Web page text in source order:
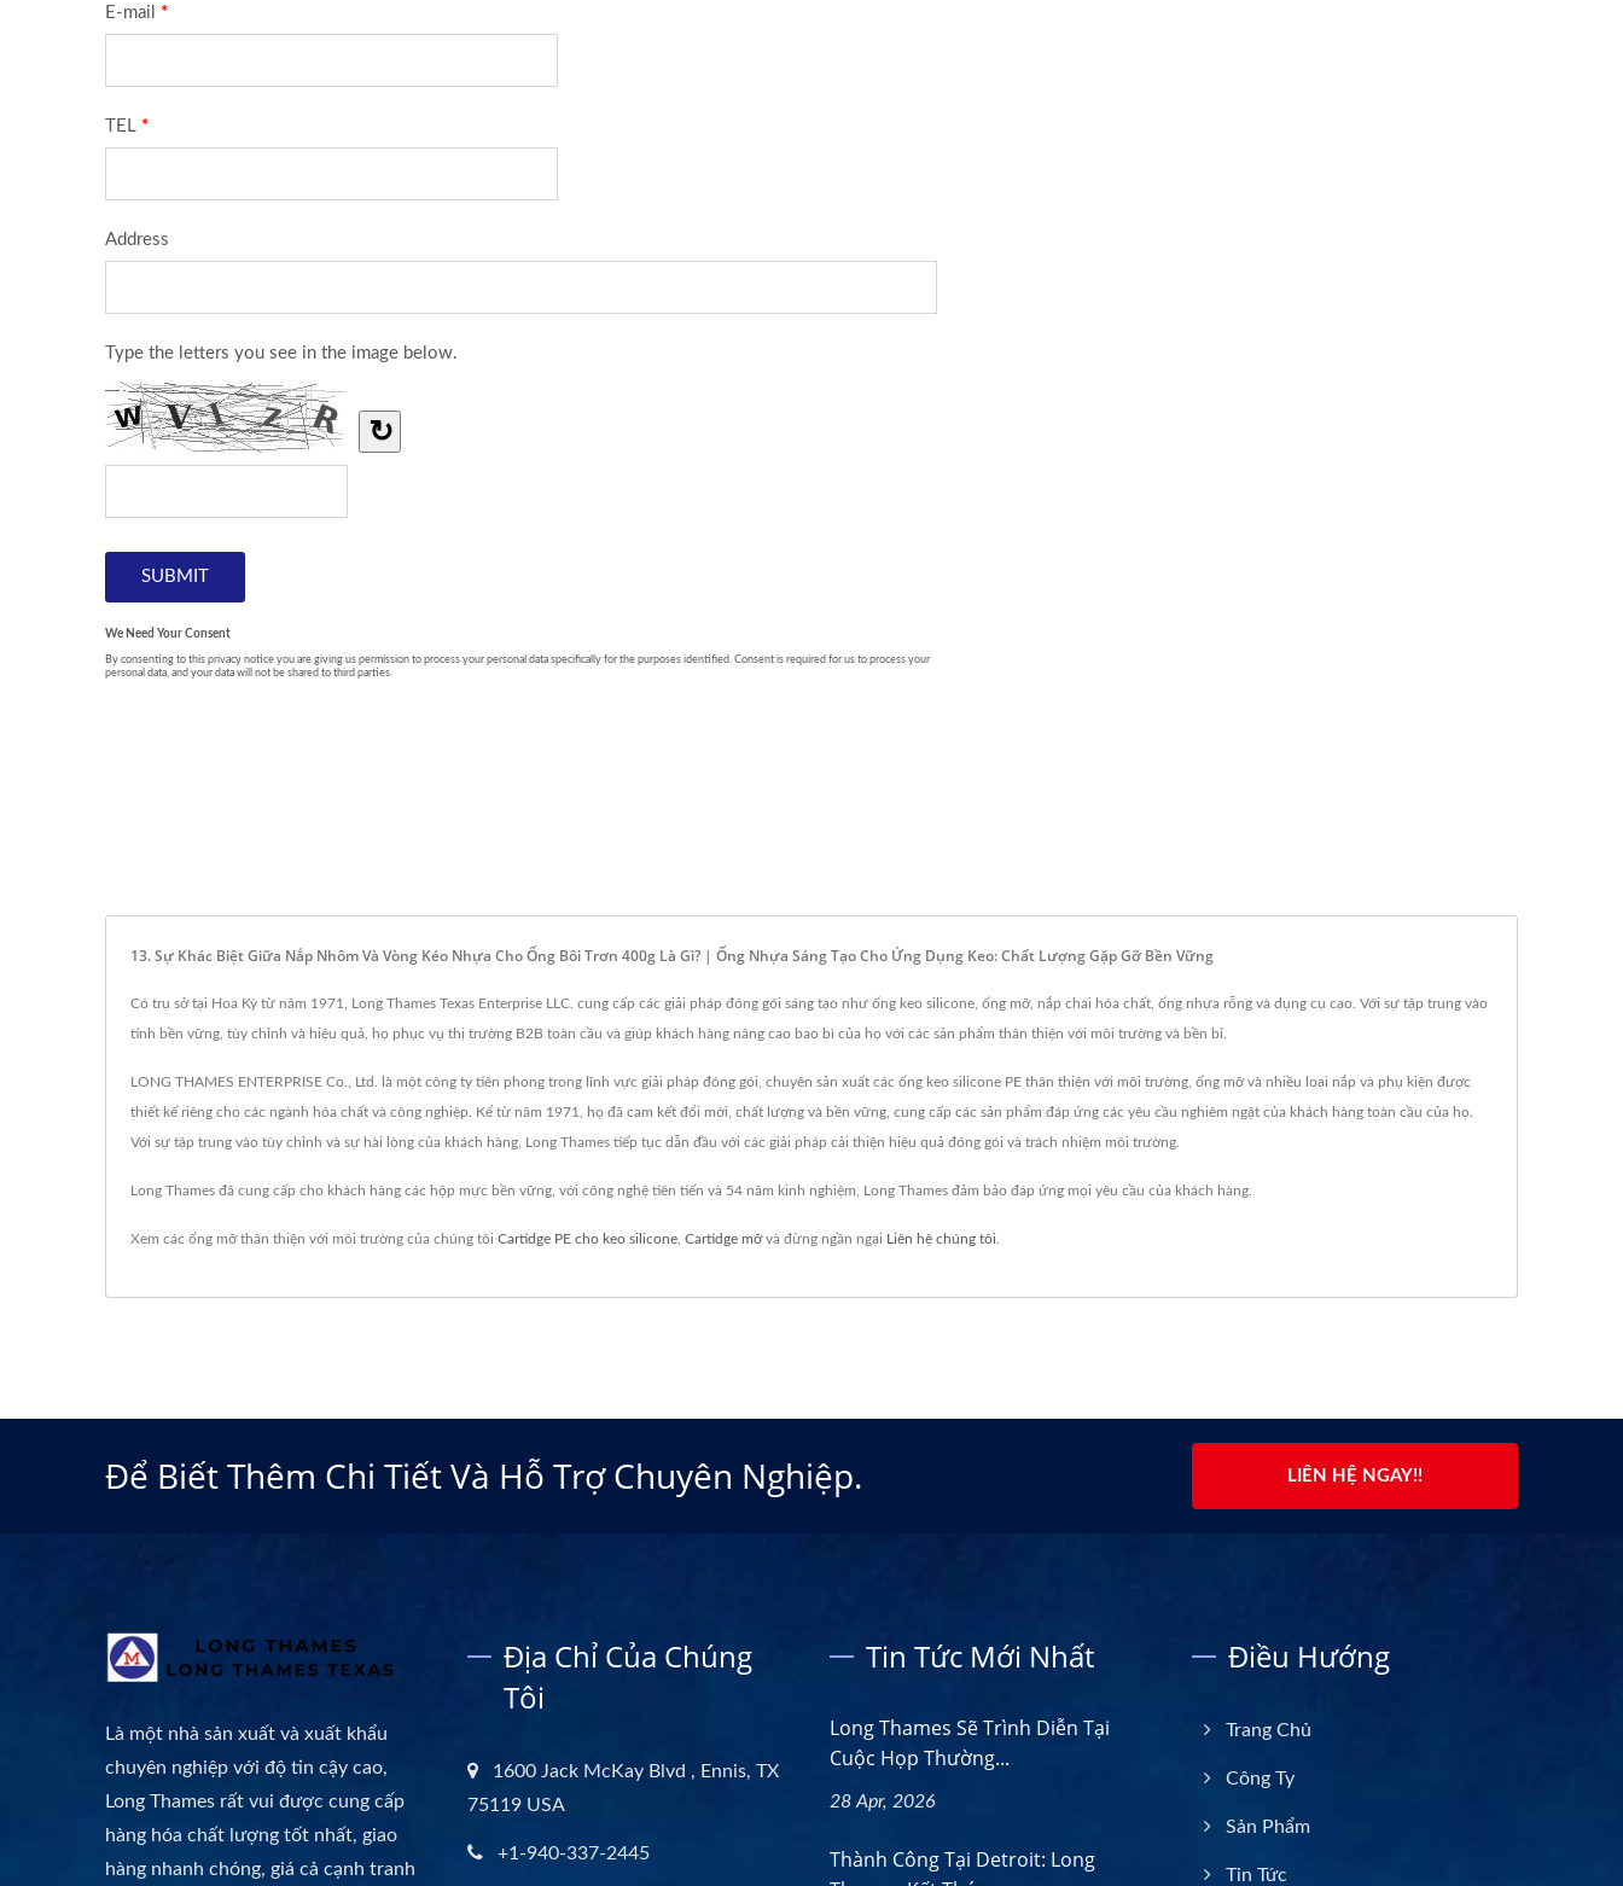
13. Sự Khác Biệt Giữa Nắp Nhôm Và Vòng Kéo Nhựa Cho Ống Bôi Trơn 400g Là Gì? | Ống Nhựa Sáng Tạo Cho Ứng Dụng Keo: Chất Lượng Gặp Gỡ Bền Vững
Có trụ sở tại Hoa Kỳ từ năm 1971, Long Thames Texas Enterprise LLC. cung cấp các giải pháp đóng gói sáng tạo như ống keo silicone, ống mỡ, nắp chai hóa chất, ống nhựa rỗng và dụng cụ cạo. Với sự tập trung vào
tính bền vững, tùy chỉnh và hiệu quả, họ phục vụ thị trường B2B toàn cầu và giúp khách hàng nâng cao bao bì của họ với các sản phẩm thân thiện với môi trường và bền bỉ.
LONG THAMES ENTERPRISE Co., Ltd. là một công ty tiên phong trong lĩnh vực giải pháp đóng gói, chuyên sản xuất các ống keo silicone PE thân thiện với môi trường, ống mỡ và nhiều loại nắp và phụ kiện được
thiết kế riêng cho các ngành hóa chất và công nghiệp. Kể từ năm 1971, họ đã cam kết đổi mới, chất lượng và bền vững, cung cấp các sản phẩm đáp ứng các yêu cầu nghiêm ngặt của khách hàng toàn cầu của họ.
Với sự tập trung vào tùy chỉnh và sự hài lòng của khách hàng, Long Thames tiếp tục dẫn đầu với các giải pháp cải thiện hiệu quả đóng gói và trách nhiệm môi trường.
Long Thames đã cung cấp cho khách hàng các hộp mực bền vững, với công nghệ tiên tiến và 54 năm kinh nghiệm, Long Thames đảm bảo đáp ứng mọi yêu cầu của khách hàng.
Xem các ống mỡ thân thiện với môi trường của chúng tôi Cartidge PE cho keo silicone Cartidge mỡvà đừng ngần ngại Liên hệ chúng tôi
Để Biết Thêm Chi Tiết Và Hỗ Trợ Chuyên Nghiệp. LIÊN HỆ NGAY!!
Là một nhà sản xuất và xuất khẩu
chuyên nghiệp với độ tin cậy cao,
Long Thames rất vui được cung cấp
hàng hóa chất lượng tốt nhất, giao
hàng nhanh chóng, giá cả cạnh tranh
Địa Chỉ Của Chúng
Tôi
1600 Jack McKay Blvd , Ennis, TX
75119 USA
+1-940-337-2445
Tin Tức Mới Nhất
Long Thames Sẽ Trình Diễn Tại
Cuộc Họp Thường...
28 Apr, 2026
Thành Công Tại Detroit: Long
Điều Hướng
Trang Chủ
Công Ty
Sản Phẩm
Tin Tức